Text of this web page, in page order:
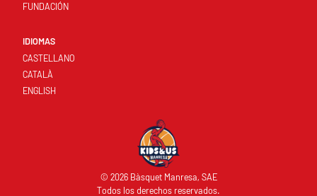
FUNDACIÓN
IDIOMAS
CASTELLANO
CATALÀ
ENGLISH
© 2026 Bàsquet Manresa, SAE
Todos los derechos reservados.